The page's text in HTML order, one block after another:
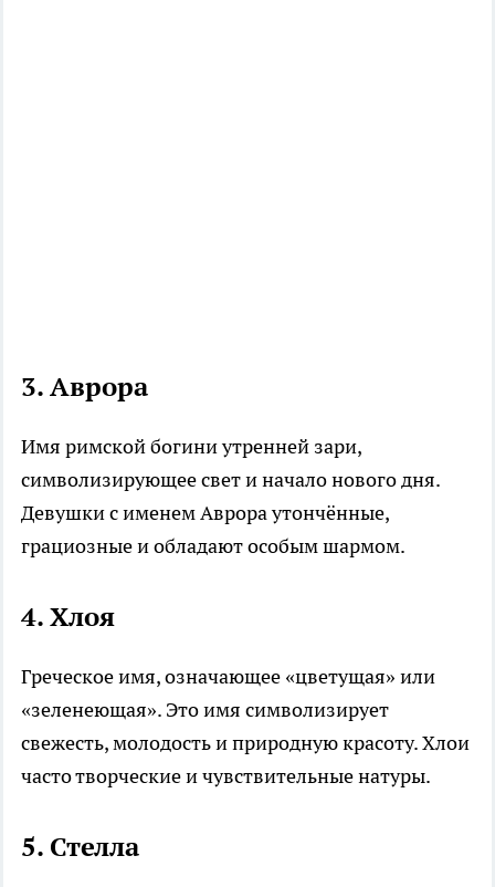
3.Аврора
Имя римской богини утренней зари,
символизирующее свет и начало нового дня.
Девушки с именем Аврора утончённые,
грациозные и обладают особым шармом.
4.Хлоя
Греческое имя, означающее «цветущая» или
«зеленеющая». Это имя символизирует
свежесть, молодость и природную красоту. Хлои
часто творческие и чувствительные натуры.
5. Стелла